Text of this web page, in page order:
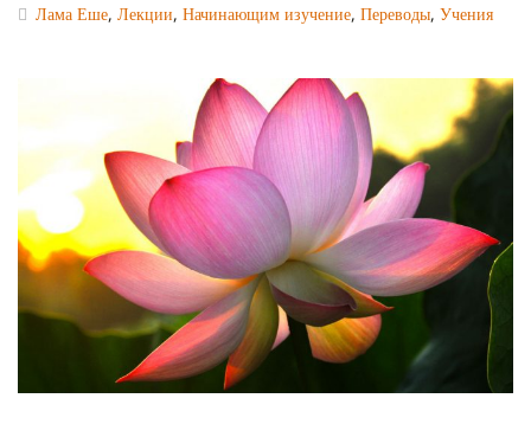
Лама Еше, Лекции, Начинающим изучение, Переводы, Учения